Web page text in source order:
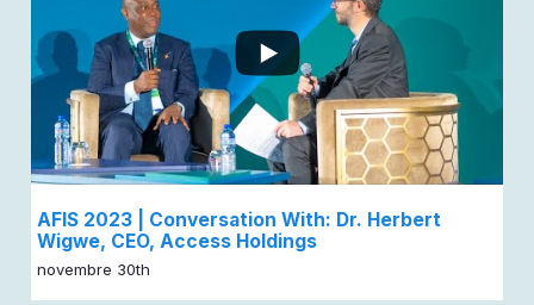
AFIS 2023 | Conversation With: Dr. Herbert
Wigwe, CEO, Access Holdings
novembre 30th